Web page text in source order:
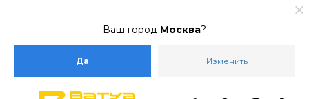
Ваш город Москва?
Да Изменить